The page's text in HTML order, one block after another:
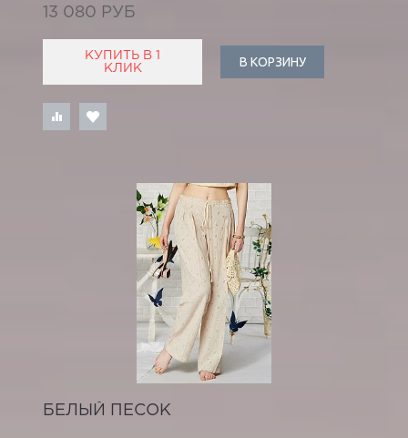
13 080 РУБ
КУПИТЬ В 1
КЛИК
В КОРЗИНУ
БЕЛЫЙ ПЕСОК